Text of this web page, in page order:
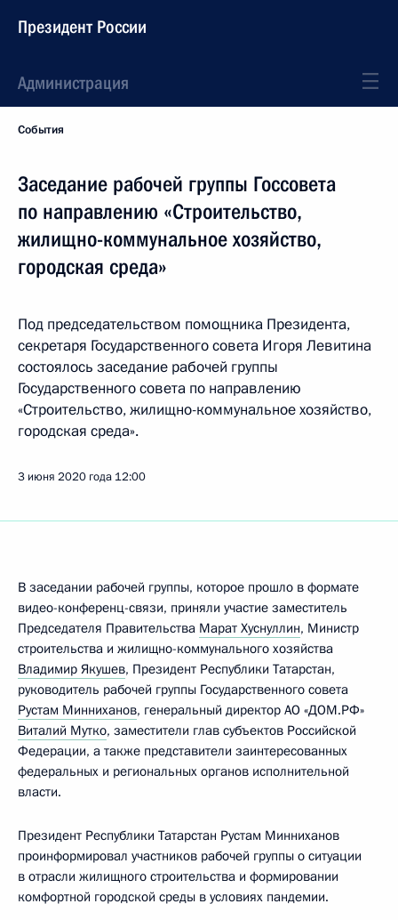
Президент России
Администрация
События
Заседание рабочей группы Госсовета
по направлению «Строительство,
жилищно-коммунальное хозяйство,
городская среда»
Под председательством помощника Президента,
секретаря Государственного совета Игоря Левитина
состоялось заседание рабочей группы
Государственного совета по направлению
«Строительство, жилищно-коммунальное хозяйство,
городская среда».
3 июня 2020 года 12:00
В заседании рабочей группы, которое прошло в формате
видео-конференц-связи, приняли участие заместитель
Председателя Правительства Марат Хуснуллин, Министр
строительства и жилищно-коммунального хозяйства
Владимир Якушев, Президент Республики Татарстан,
руководитель рабочей группы Государственного совета
Рустам Минниханов, генеральный директор АО «ДОМ.РФ»
Виталий Мутко, заместители глав субъектов Российской
Федерации, а также представители заинтересованных
федеральных и региональных органов исполнительной
власти.
Президент Республики Татарстан Рустам Минниханов
проинформировал участников рабочей группы о ситуации
в отрасли жилищного строительства и формировании
комфортной городской среды в условиях пандемии.